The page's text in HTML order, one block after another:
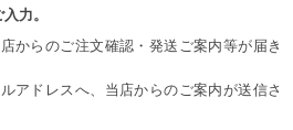
力。
からのご注文確認・発送ご案内等が届き
アドレスへ、当店からのご案内が送信さ